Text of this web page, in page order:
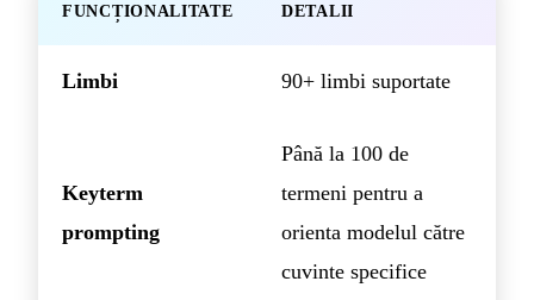
FUNCȚIONALITATE DETALII
Limbi 90+ limbi suportate
Keyterm
prompting
Până la 100 de
termeni pentru a
orienta modelul către
cuvinte specifice